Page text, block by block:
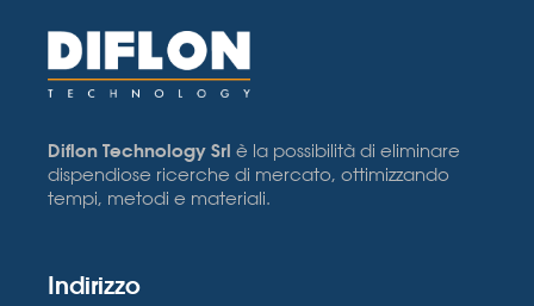
Diflon Technology Srl è la possibilità di eliminare
dispendiose ricerche di mercato, ottimizzando
tempi, metodi e materiali.
Indirizzo